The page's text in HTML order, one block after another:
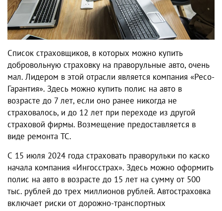
Список страховщиков, в которых можно купить
добровольную страховку на праворульные авто, очень
мал. Лидером в этой отрасли является компания «Ресо-
Гарантия». Здесь можно купить полис на авто в
возрасте до 7 лет, если оно ранее никогда не
страховалось, и до 12 лет при переходе из другой
страховой фирмы. Возмещение предоставляется в
виде ремонта ТС.
С 15 июля 2024 года страховать праворульки по каско
начала компания «Ингосстрах». Здесь можно оформить
полис на авто в возрасте до 15 лет на сумму от 500
тыс. рублей до трех миллионов рублей. Автостраховка
включает риски от дорожно-транспортных